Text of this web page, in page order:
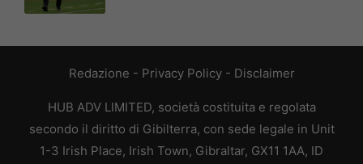
Redazione - Privacy Policy- Disclaimer
HUB ADV LIMITED, società costituita e regolata
secondo il diritto di Gibilterra, con sede legale in Unit
1-3 Irish Place, Irish Town, Gibraltar, GX11 1AA, ID